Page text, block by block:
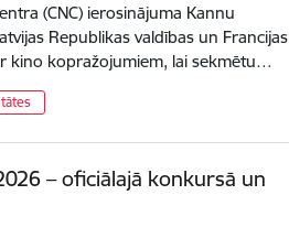
(CNC) ierosinājuma Kannu
Republikas valdības un Francijas
kino kopražojumiem, lai sekmētu…
– oficiālajā konkursā un